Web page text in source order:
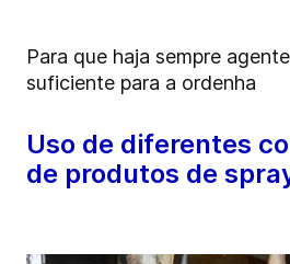
Para que haja sempre
suficiente para a ordenha
Uso de diferentes
de produtos de